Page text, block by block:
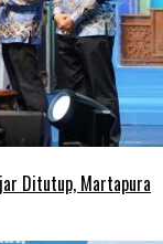
Ditutup, Martapura